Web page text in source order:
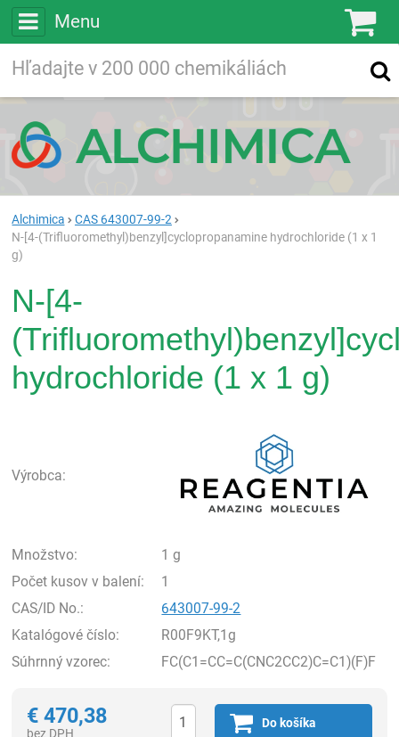
Menu
Vyhľadávanie
Alchimica
CAS 643007-99-2
N-[4-(Trifluoromethyl)benzyl]cyclopropanamine hydrochloride (1 x 1
g)
N-[4-
hydrochloride (1 x 1 g)
Výrobca:
Množstvo:
1 g
Počet kusov v balení:
1
CAS/ID No.:
643007-99-2
Katalógové číslo:
R00F9KT,1g
Súhrnný vzorec:
FC(C1=CC=C(CNC2CC2)C=C1)(F)F
€ 470,38
bez DPH
Do košíka